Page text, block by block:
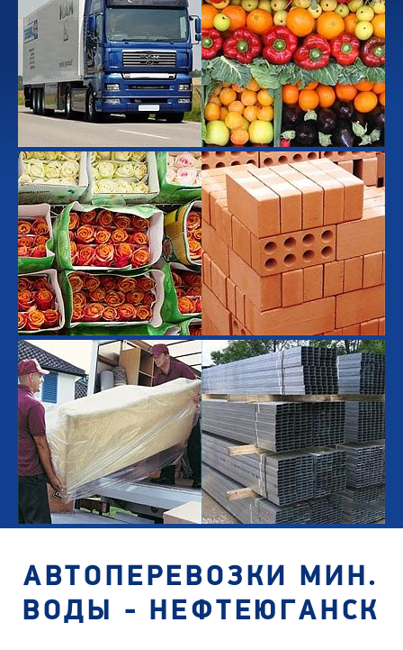
АВТОПЕРЕВОЗКИ МИН.
ВОДЫ - НЕФТЕЮГАНСК